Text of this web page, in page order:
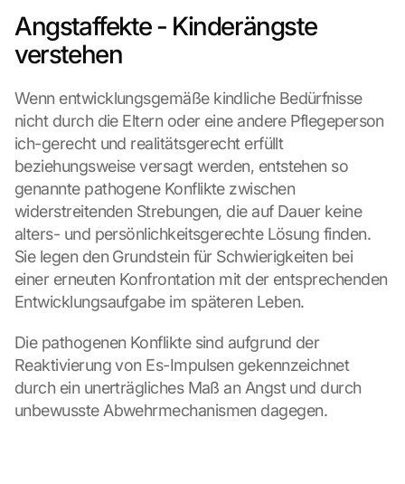
Angstaffekte - Kinderängste
verstehen
Wenn entwicklungsgemäße kindliche Bedürfnisse
nicht durch die Eltern oder eine andere Pflegeperson
ich-gerecht und realitätsgerecht erfüllt
beziehungsweise versagt werden, entstehen so
genannte pathogene Konflikte zwischen
widerstreitenden Strebungen, die auf Dauer keine
alters- und persönlichkeitsgerechte Lösung finden.
Sie legen den Grundstein für Schwierigkeiten bei
einer erneuten Konfrontation mit der entsprechenden
Entwicklungsaufgabe im späteren Leben.
Die pathogenen Konflikte sind aufgrund der
Reaktivierung von Es-Impulsen gekennzeichnet
durch ein unerträgliches Maß an Angst und durch
unbewusste Abwehrmechanismen dagegen.